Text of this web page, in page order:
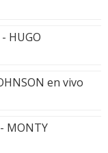
HUGO
en vivo
MONTY